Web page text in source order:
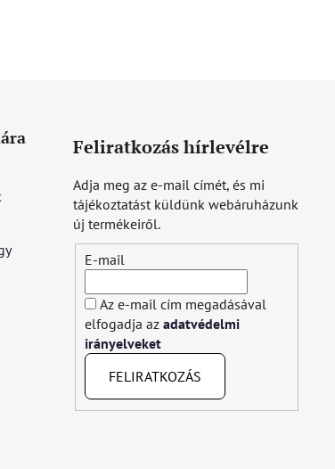
Feliratkozás hírlevélre
Adja meg az e-mail címét, és mi
tájékoztatást küldünk webáruházunk
új termékeiről.
E-mail
Az e-mail cím megadásával
elfogadja az adatvédelmi
irányelveket
FELIRATKOZÁS